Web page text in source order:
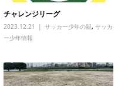
チャレンジリーグ
2023.12.21 サッカー少年の親,サッカ
ー少年情報